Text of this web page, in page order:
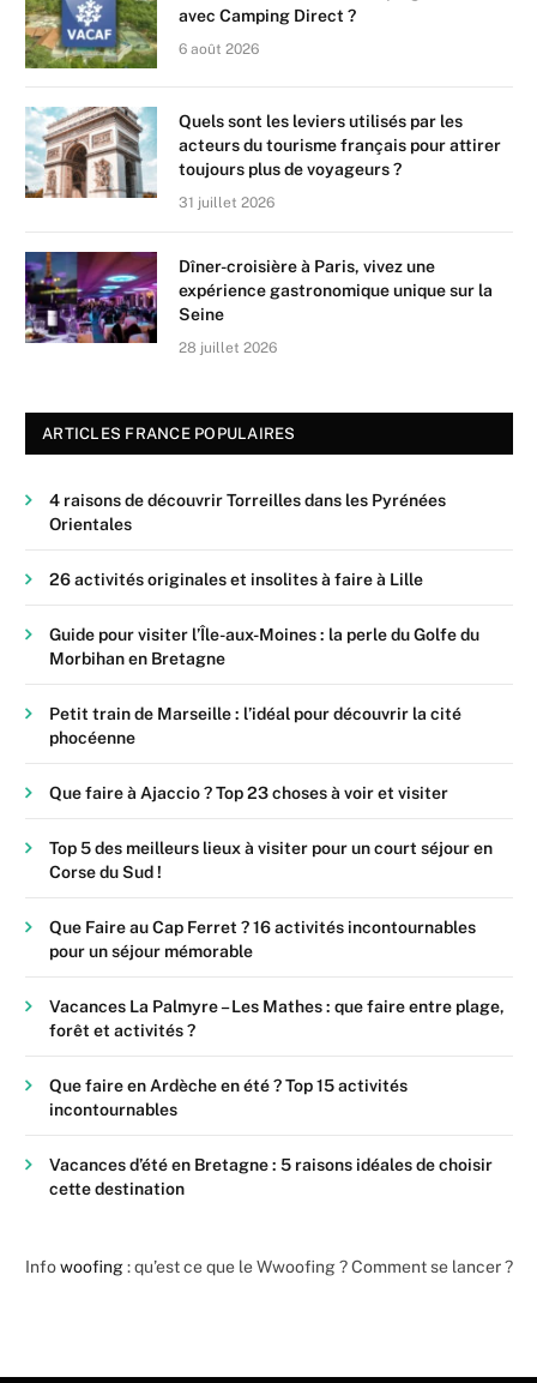
avec Camping Direct ?
6 août 2026
Quels sont les leviers utilisés par les
acteurs du tourisme français pour attirer
toujours plus de voyageurs ?
31 juillet 2026
Dîner-croisière à Paris, vivez une
expérience gastronomique unique sur la
Seine
28 juillet 2026
ARTICLES FRANCE POPULAIRES
4 raisons de découvrir Torreilles dans les Pyrénées
Orientales
26 activités originales et insolites à faire à Lille
Guide pour visiter l’Île-aux-Moines : la perle du Golfe du
Morbihan en Bretagne
Petit train de Marseille : l’idéal pour découvrir la cité
phocéenne
Que faire à Ajaccio ? Top 23 choses à voir et visiter
Top 5 des meilleurs lieux à visiter pour un court séjour en
Corse du Sud !
Que Faire au Cap Ferret ? 16 activités incontournables
pour un séjour mémorable
Vacances La Palmyre – Les Mathes : que faire entre plage,
forêt et activités ?
Que faire en Ardèche en été ? Top 15 activités
incontournables
Vacances d’été en Bretagne : 5 raisons idéales de choisir
cette destination
Infowoofing: qu’est ce que le Wwoofing ? Comment se lancer ?